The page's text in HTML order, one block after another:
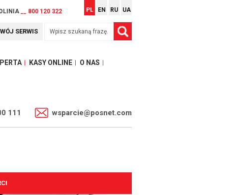
__ 800 120 322 PL EN RU UA
SERWIS
KASY ONLINE O NAS
111 wsparcie@posnet.com